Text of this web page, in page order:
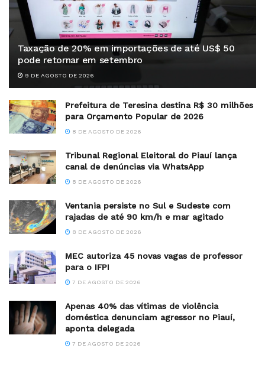
Taxação de 20% em importações de até US$ 50
pode retornar em setembro
9 DE AGOSTO DE 2026
Prefeitura de Teresina destina R$ 30 milhões
para Orçamento Popular de 2026
8 DE AGOSTO DE 2026
Tribunal Regional Eleitoral do Piauí lança
canal de denúncias via WhatsApp
8 DE AGOSTO DE 2026
Ventania persiste no Sul e Sudeste com
rajadas de até 90 km/h e mar agitado
8 DE AGOSTO DE 2026
MEC autoriza 45 novas vagas de professor
para o IFPI
7 DE AGOSTO DE 2026
Apenas 40% das vítimas de violência
doméstica denunciam agressor no Piauí,
aponta delegada
7 DE AGOSTO DE 2026